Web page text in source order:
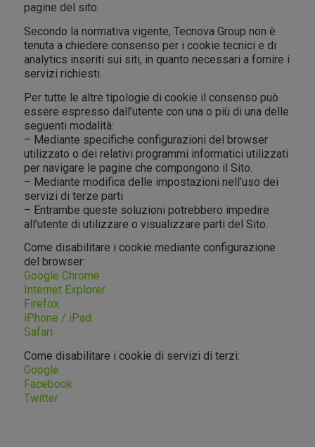
pagine del sito.
Secondo la normativa vigente, Tecnova Group non è
tenuta a chiedere consenso per i cookie tecnici e di
analytics inseriti sui siti, in quanto necessari a fornire i
servizi richiesti.
Per tutte le altre tipologie di cookie il consenso può
essere espresso dall’utente con una o più di una delle
seguenti modalità:
– Mediante specifiche configurazioni del browser
utilizzato o dei relativi programmi informatici utilizzati
per navigare le pagine che compongono il Sito.
– Mediante modifica delle impostazioni nell’uso dei
servizi di terze parti
– Entrambe queste soluzioni potrebbero impedire
all’utente di utilizzare o visualizzare parti del Sito.
Come disabilitare i cookie mediante configurazione
del browser:
Google Chrome
Internet Explorer
Firefox
iPhone / iPad
Safari
Come disabilitare i cookie di servizi di terzi:
Google
Facebook
Twitter